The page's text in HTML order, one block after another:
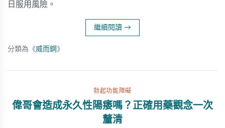
日服用風險。
繼續閱讀 →
分類為《威而鋼 》
勃起功能障礙
偉哥會造成永久性陽痿嗎？正確用藥觀念一次
釐清